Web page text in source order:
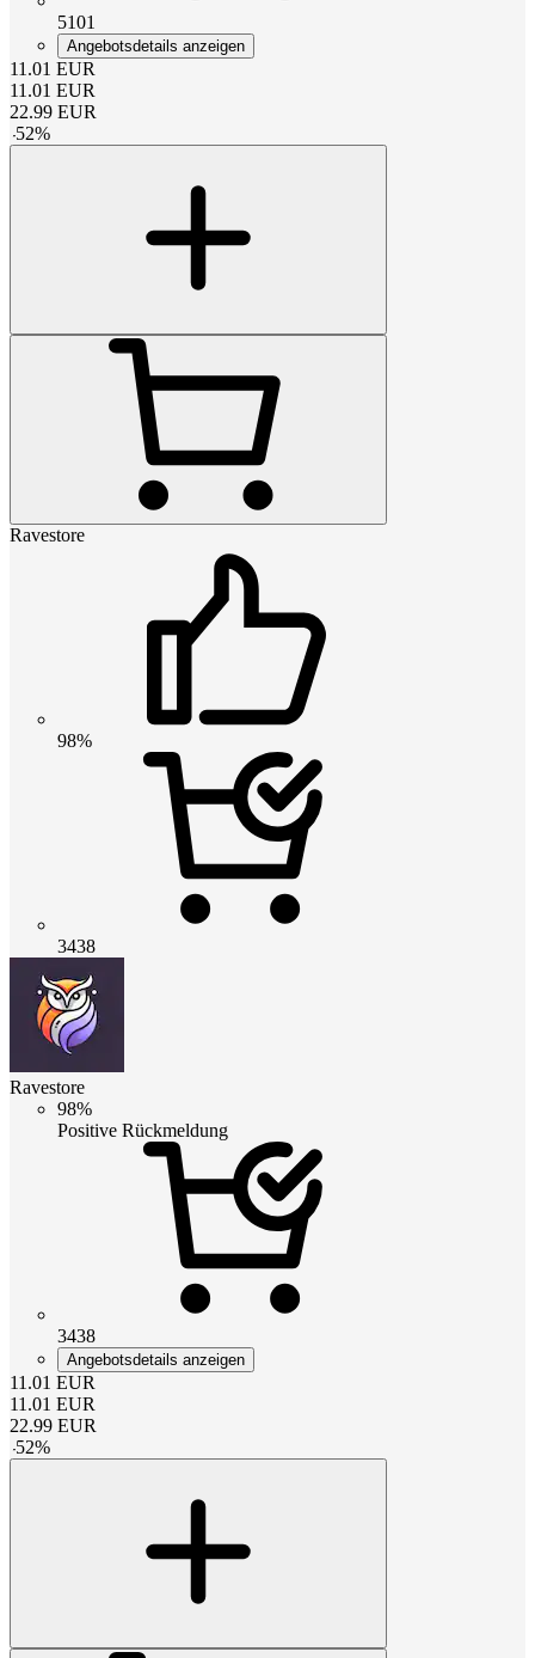
5101
Angebotsdetails anzeigen
11.01 EUR
11.01 EUR
22.99 EUR
-52%
Ravestore
98%
3438
Ravestore
98%
Positive Rückmeldung
3438
Angebotsdetails anzeigen
11.01 EUR
11.01 EUR
22.99 EUR
-52%